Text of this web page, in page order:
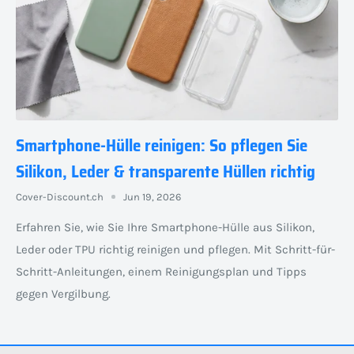
Smartphone-Hülle reinigen: So pflegen Sie
Silikon, Leder & transparente Hüllen richtig
Cover-Discount.ch Jun 19, 2026
Erfahren Sie, wie Sie Ihre Smartphone-Hülle aus Silikon,
Leder oder TPU richtig reinigen und pflegen. Mit Schritt-für-
Schritt-Anleitungen, einem Reinigungsplan und Tipps
gegen Vergilbung.